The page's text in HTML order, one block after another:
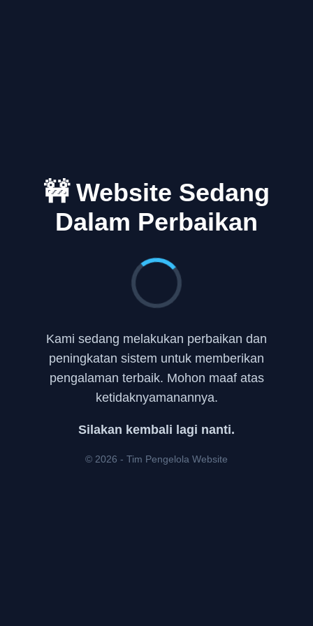
🚧 Website Sedang
Dalam Perbaikan
Kami sedang melakukan perbaikan dan
peningkatan sistem untuk memberikan
pengalaman terbaik. Mohon maaf atas
ketidaknyamanannya.
Silakan kembali lagi nanti.
© 2026 - Tim Pengelola Website